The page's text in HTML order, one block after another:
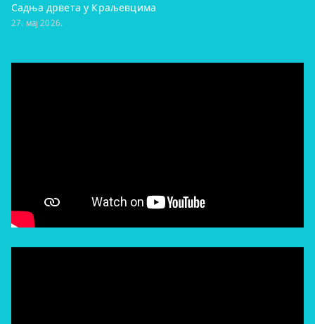
Садња дрвета у Краљевцима
27. мај 2026.